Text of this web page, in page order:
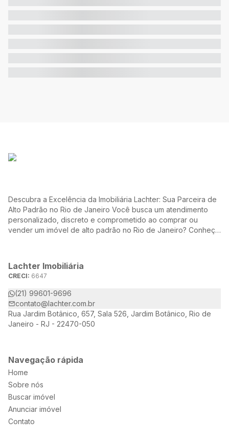
Descubra a Excelência da Imobiliária Lachter: Sua Parceira de
Alto Padrão no Rio de Janeiro Você busca um atendimento
personalizado, discreto e comprometido ao comprar ou
vender um imóvel de alto padrão no Rio de Janeiro? Conheça
necessidades e desejos.
Lachter Imobiliária
CRECI: 6647
(21) 99601-9696
contato@lachter.com.br
Rua Jardim Botânico, 657, Sala 526, Jardim Botânico, Rio de
Janeiro - RJ - 22470-050
Navegação rápida
Home
Sobre nós
Buscar imóvel
Anunciar imóvel
Contato